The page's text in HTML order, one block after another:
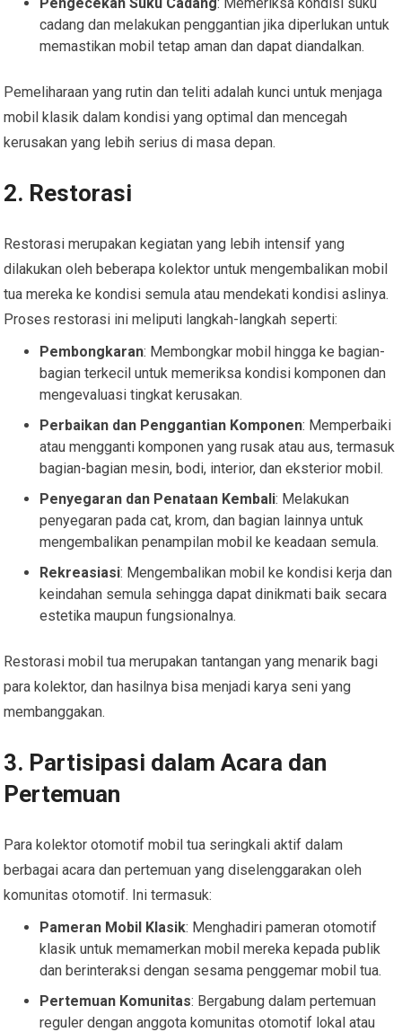
cadang dan melakukan penggantian jika diperlukan untuk
memastikan mobil tetap aman dan dapat diandalkan.
Pemeliharaan yang rutin dan teliti adalah kunci untuk menjaga
mobil klasik dalam kondisi yang optimal dan mencegah
kerusakan yang lebih serius di masa depan.
2. Restorasi
Restorasi merupakan kegiatan yang lebih intensif yang
dilakukan oleh beberapa kolektor untuk mengembalikan mobil
tua mereka ke kondisi semula atau mendekati kondisi aslinya.
Proses restorasi ini meliputi langkah-langkah seperti:
Pembongkaran: Membongkar mobil hingga ke bagian-
bagian terkecil untuk memeriksa kondisi komponen dan
mengevaluasi tingkat kerusakan.
Perbaikan dan Penggantian Komponen: Memperbaiki
atau mengganti komponen yang rusak atau aus, termasuk
bagian-bagian mesin, bodi, interior, dan eksterior mobil.
Penyegaran dan Penataan Kembali: Melakukan
penyegaran pada cat, krom, dan bagian lainnya untuk
mengembalikan penampilan mobil ke keadaan semula.
Rekreasiasi: Mengembalikan mobil ke kondisi kerja dan
keindahan semula sehingga dapat dinikmati baik secara
estetika maupun fungsionalnya.
Restorasi mobil tua merupakan tantangan yang menarik bagi
para kolektor, dan hasilnya bisa menjadi karya seni yang
membanggakan.
3. Partisipasi dalam Acara dan
Pertemuan
Para kolektor otomotif mobil tua seringkali aktif dalam
berbagai acara dan pertemuan yang diselenggarakan oleh
komunitas otomotif. Ini termasuk:
Pameran Mobil Klasik: Menghadiri pameran otomotif
klasik untuk memamerkan mobil mereka kepada publik
dan berinteraksi dengan sesama penggemar mobil tua.
Pertemuan Komunitas: Bergabung dalam pertemuan
reguler dengan anggota komunitas otomotif lokal atau